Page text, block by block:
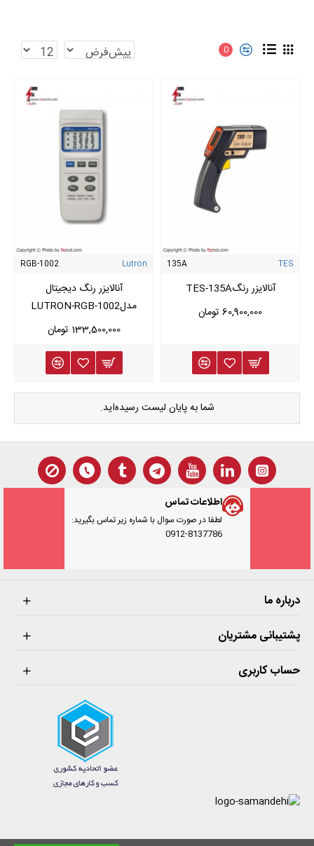
0
TES
135A
آنالایزر رنگTES-135A
60,900,000 تومان
Lutron
RGB-1002
آنالایزر رنگ دیجیتال
مدلLUTRON-RGB-1002
133,500,000 تومان
شما به پایان لیست رسیده‌اید.
اطلاعات تماس
لطفا در صورت سوال با شماره زیر تماس بگیرید:
0912-8137786
درباره ما
پشتیبانی مشتریان
حساب کاربری